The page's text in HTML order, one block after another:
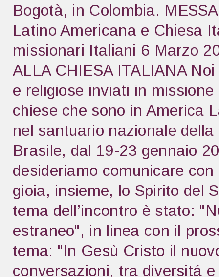
Bogotà, in Colombia.
Latino Americana e Chiesa
missionari Italiani 6 Marzo
ALLA CHIESA ITALIANA
e religiose inviati in
chiese che sono in America
nel santuario nazionale
Brasile, dal 19-23 gennaio
desideriamo comunicare
gioia, insieme, lo Spirito del
tema dell’incontro è stato:
estraneo", in linea con il
tema: "In Gesù Cristo il
conversazioni, tra diversitá